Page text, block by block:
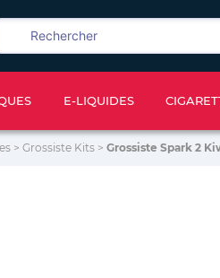
E-LIQUIDES
> Grossiste Kits > Grossiste Spark 2